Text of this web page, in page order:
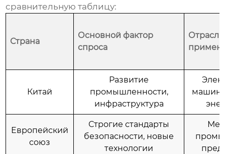
сравнительную таблицу:
Страна
Основной фактор
спроса
Отрасли
Китай
Развитие
промышленности,
инфраструктура
Европейский
союз
Строгие стандарты
безопасности, новые
технологии